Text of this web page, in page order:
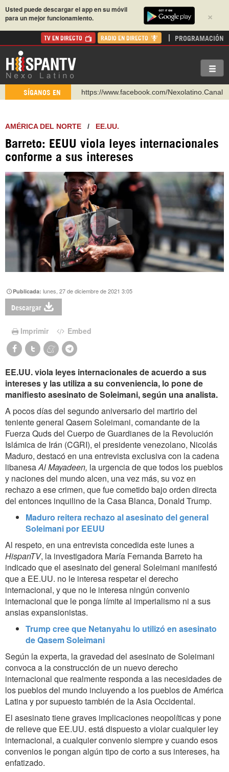
×
Usted puede descargar el app en su móvil
para un mejor funcionamiento.
TV EN DIRECTO RADIO EN DIRECTO PROGRAMACIÓN
SÍGANOS EN
https://www.facebook.com/Nexolatino.Canal
https://www.youtube.com/@nexo_latino
https://urmedium.com/c/hispantv
WhatsApp y Viber: +98 921 79 29 404
Instagram como: hispan_tv
AMÉRICA DEL NORTE / EE.UU.
Barreto: EEUU viola leyes internacionales
conforme a sus intereses
Publicada:lunes, 27 de diciembre de 2021 3:05
Descargar
Imprimir Embed
EE.UU. viola leyes internacionales de acuerdo a sus
intereses y las utiliza a su conveniencia, lo pone de
manifiesto asesinato de Soleimani, según una analista.
A pocos días del segundo aniversario del martirio del
teniente general Qasem Soleimani, comandante de la
Fuerza Quds del Cuerpo de Guardianes de la Revolución
Islámica de Irán (CGRI), el presidente venezolano, Nicolás
Maduro, destacó en una entrevista exclusiva con la cadena
libanesaAl Mayadeen, la urgencia de que todos los pueblos
y naciones del mundo alcen, una vez más, su voz en
rechazo a ese crimen, que fue cometido bajo orden directa
del entonces inquilino de la Casa Blanca, Donald Trump.
Maduro reitera rechazo al asesinato del general
Soleimani por EEUU
Al respeto, en una entrevista concedida este lunes a
HispanTV, la investigadora María Fernanda Barreto ha
indicado que el asesinato del general Soleimani manifestó
que a EE.UU. no le interesa respetar el derecho
internacional, y que no le interesa ningún convenio
internacional que le ponga límite al imperialismo ni a sus
ansias expansionistas.
Trump cree que Netanyahu lo utilizó en asesinato
de Qasem Soleimani
Según la experta, la gravedad del asesinato de Soleimani
convoca a la construcción de un nuevo derecho
internacional que realmente responda a las necesidades de
los pueblos del mundo incluyendo a los pueblos de América
Latina y por supuesto también de la Asia Occidental.
El asesinato tiene graves implicaciones neopolíticas y pone
de relieve que EE.UU. está dispuesto a violar cualquier ley
internacional, a cualquier convenio siempre y cuando esos
convenios le pongan algún tipo de corto a sus intereses, ha
enfatizado.